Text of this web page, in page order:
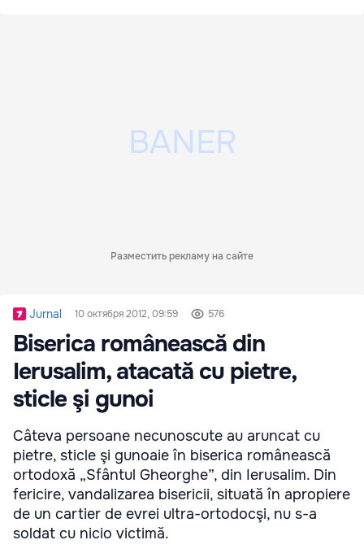
Разместить рекламу на сайте
Jurnal 10 октября 2012, 09:59 576
Biserica românească din
Ierusalim, atacată cu pietre,
sticle şi gunoi
Câteva persoane necunoscute au aruncat cu
pietre, sticle şi gunoaie în biserica românească
ortodoxă „Sfântul Gheorghe”, din Ierusalim. Din
fericire, vandalizarea bisericii, situată în apropiere
de un cartier de evrei ultra-ortodocşi, nu s-a
soldat cu nicio victimă.